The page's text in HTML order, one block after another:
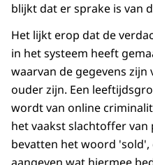
blijkt dat er sprake is van
Het lijkt erop dat de
in het systeem heeft
waarvan de gegevens zijn
ouder zijn. Een
wordt van online
het vaakst slachtoffer van
bevatten het woord